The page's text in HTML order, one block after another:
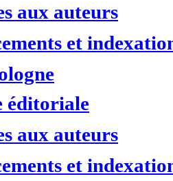
aux auteurs
et
éditoriale
aux auteurs
et